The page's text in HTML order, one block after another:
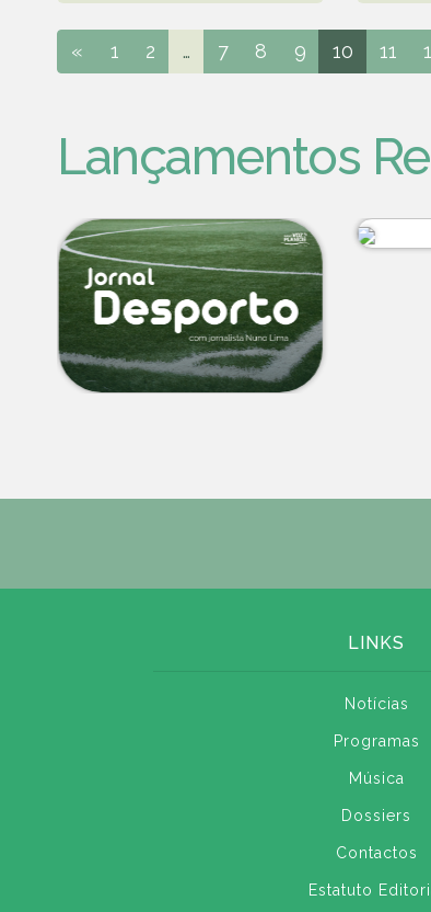
« 1 2 ... 7 8 9 10 11
Lançamentos
LINKS
Notícias
Programas
Música
Dossiers
Contactos
Estatuto